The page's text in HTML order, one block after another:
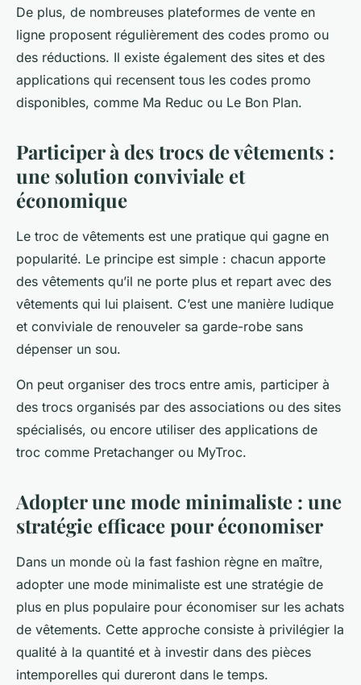
De plus, de nombreuses plateformes de vente en
ligne proposent régulièrement des codes promo ou
des réductions. Il existe également des sites et des
applications qui recensent tous les codes promo
disponibles, comme Ma Reduc ou Le Bon Plan.
Participer à des trocs de vêtements :
une solution conviviale et
économique
Le troc de vêtements est une pratique qui gagne en
popularité. Le principe est simple : chacun apporte
des vêtements qu’il ne porte plus et repart avec des
vêtements qui lui plaisent. C’est une manière ludique
et conviviale de renouveler sa garde-robe sans
dépenser un sou.
On peut organiser des trocs entre amis, participer à
des trocs organisés par des associations ou des sites
spécialisés, ou encore utiliser des applications de
troc comme Pretachanger ou MyTroc.
Adopter une mode minimaliste : une
stratégie efficace pour économiser
Dans un monde où la fast fashion règne en maître,
adopter une mode minimaliste est une stratégie de
plus en plus populaire pour économiser sur les achats
de vêtements. Cette approche consiste à privilégier la
qualité à la quantité et à investir dans des pièces
intemporelles qui dureront dans le temps.